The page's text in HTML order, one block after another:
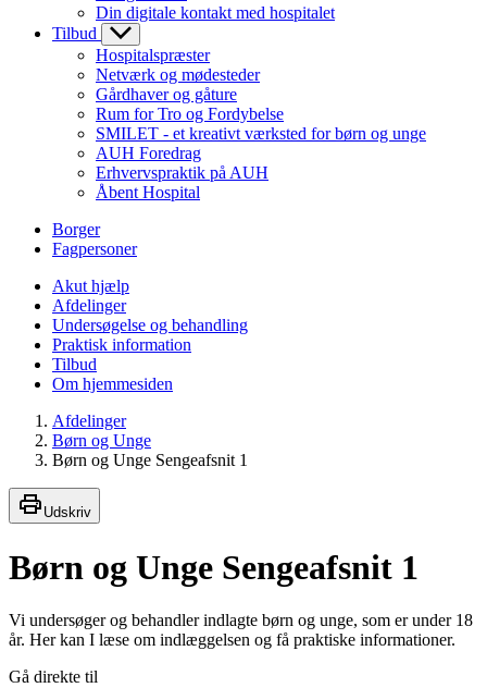
Din digitale kontakt med hospitalet
Tilbud
Hospitalspræster
Netværk og mødesteder
Gårdhaver og gåture
Rum for Tro og Fordybelse
SMILET - et kreativt værksted for børn og unge
AUH Foredrag
Erhvervspraktik på AUH
Åbent Hospital
Borger
Fagpersoner
Akut hjælp
Afdelinger
Undersøgelse og behandling
Praktisk information
Tilbud
Om hjemmesiden
Afdelinger
Børn og Unge
Børn og Unge Sengeafsnit 1
Udskriv
Børn og Unge Sengeafsnit 1
Vi undersøger og behandler indlagte børn og unge, som er under 18
år. Her kan I læse om indlæggelsen og få praktiske informationer.
Gå direkte til